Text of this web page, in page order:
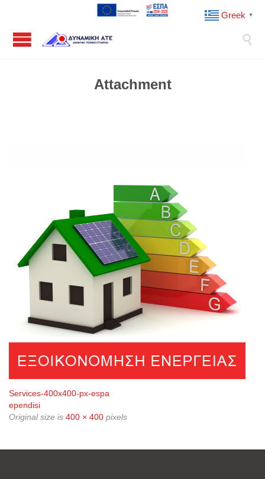

Attachment
Services-400x400-px-espa
ependisi
Original size is 400 × 400 pixels
Greek ▼